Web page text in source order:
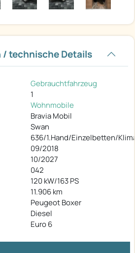
/ technische Details
Gebrauchtfahrzeug
1
Wohnmobile
Bravia Mobil
Swan
636/1.Hand/Einzelbetten/
09/2018
10/2027
042
120 kW/163 PS
11.906 km
Peugeot Boxer
Diesel
Euro 6